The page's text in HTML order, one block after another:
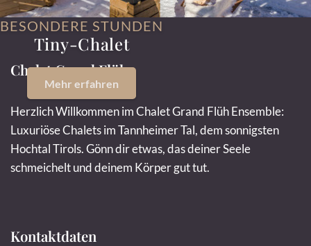
BESONDERE STUNDEN
Tiny-Chalet
Mehr erfahren
Chalet Grand Flüh
Herzlich Willkommen im Chalet Grand Flüh Ensemble:
Luxuriöse Chalets im Tannheimer Tal, dem sonnigsten
Hochtal Tirols. Gönn dir etwas, das deiner Seele
schmeichelt und deinem Körper gut tut.
Kontaktdaten